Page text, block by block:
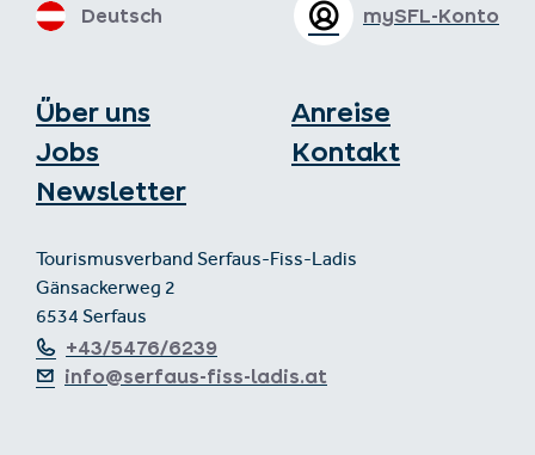
Über uns
Jobs
Newsletter
Anreise
Kontakt
Tourismusverband Serfaus-Fiss-Ladis
Gänsackerweg 2
6534 Serfaus
+43/5476/6239
info@serfaus-fiss-ladis.at
mySFL-Konto
Deutsch